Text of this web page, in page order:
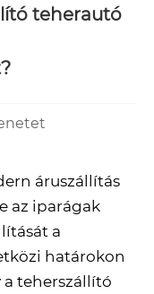
teherautó
áruszállítás
az iparágak
a
határokon
a teherszállító